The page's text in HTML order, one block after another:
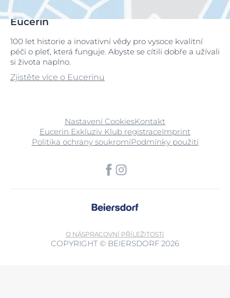
Eucerin
100 let historie a inovativní vědy pro vysoce kvalitní
péči o pleť, která funguje. Abyste se cítili dobře a užívali
si života naplno.
Zjistěte více o Eucerinu
Nastavení CookiesKontakt
Eucerin Exkluziv Klub registraceImprint
Politika ochrany soukromíPodmínky použití
O NÁSPRACOVNÍ PŘÍLEŽITOSTI
COPYRIGHT © BEIERSDORF 2026